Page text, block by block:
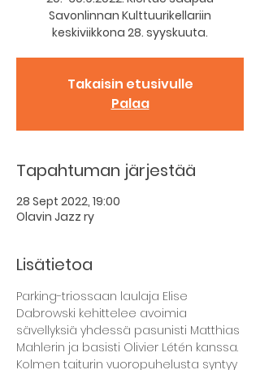
Savonlinnan Kulttuurikellariin
keskiviikkona 28. syyskuuta.
Takaisin etusivulle
Palaa
Tapahtuman järjestää
28 Sept 2022, 19:00
Olavin Jazz ry
Lisätietoa
Parking-triossaan laulaja Elise
Dabrowski kehittelee avoimia
sävellyksiä yhdessä pasunisti Matthias
Mahlerin ja basisti Olivier Létén kanssa.
Kolmen taiturin vuoropuhelusta syntyy